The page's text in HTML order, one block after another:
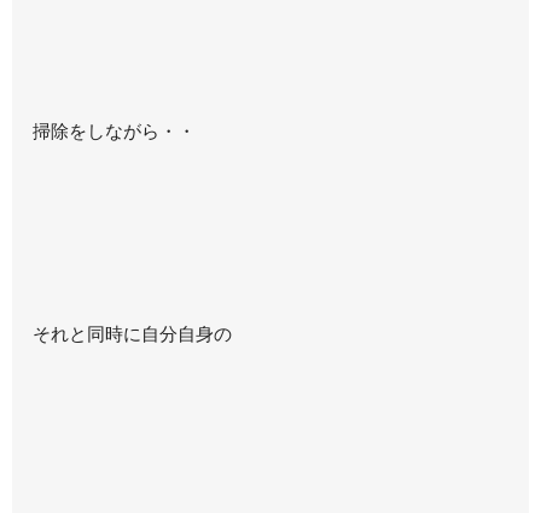
掃除をしながら・・
それと同時に自分自身の